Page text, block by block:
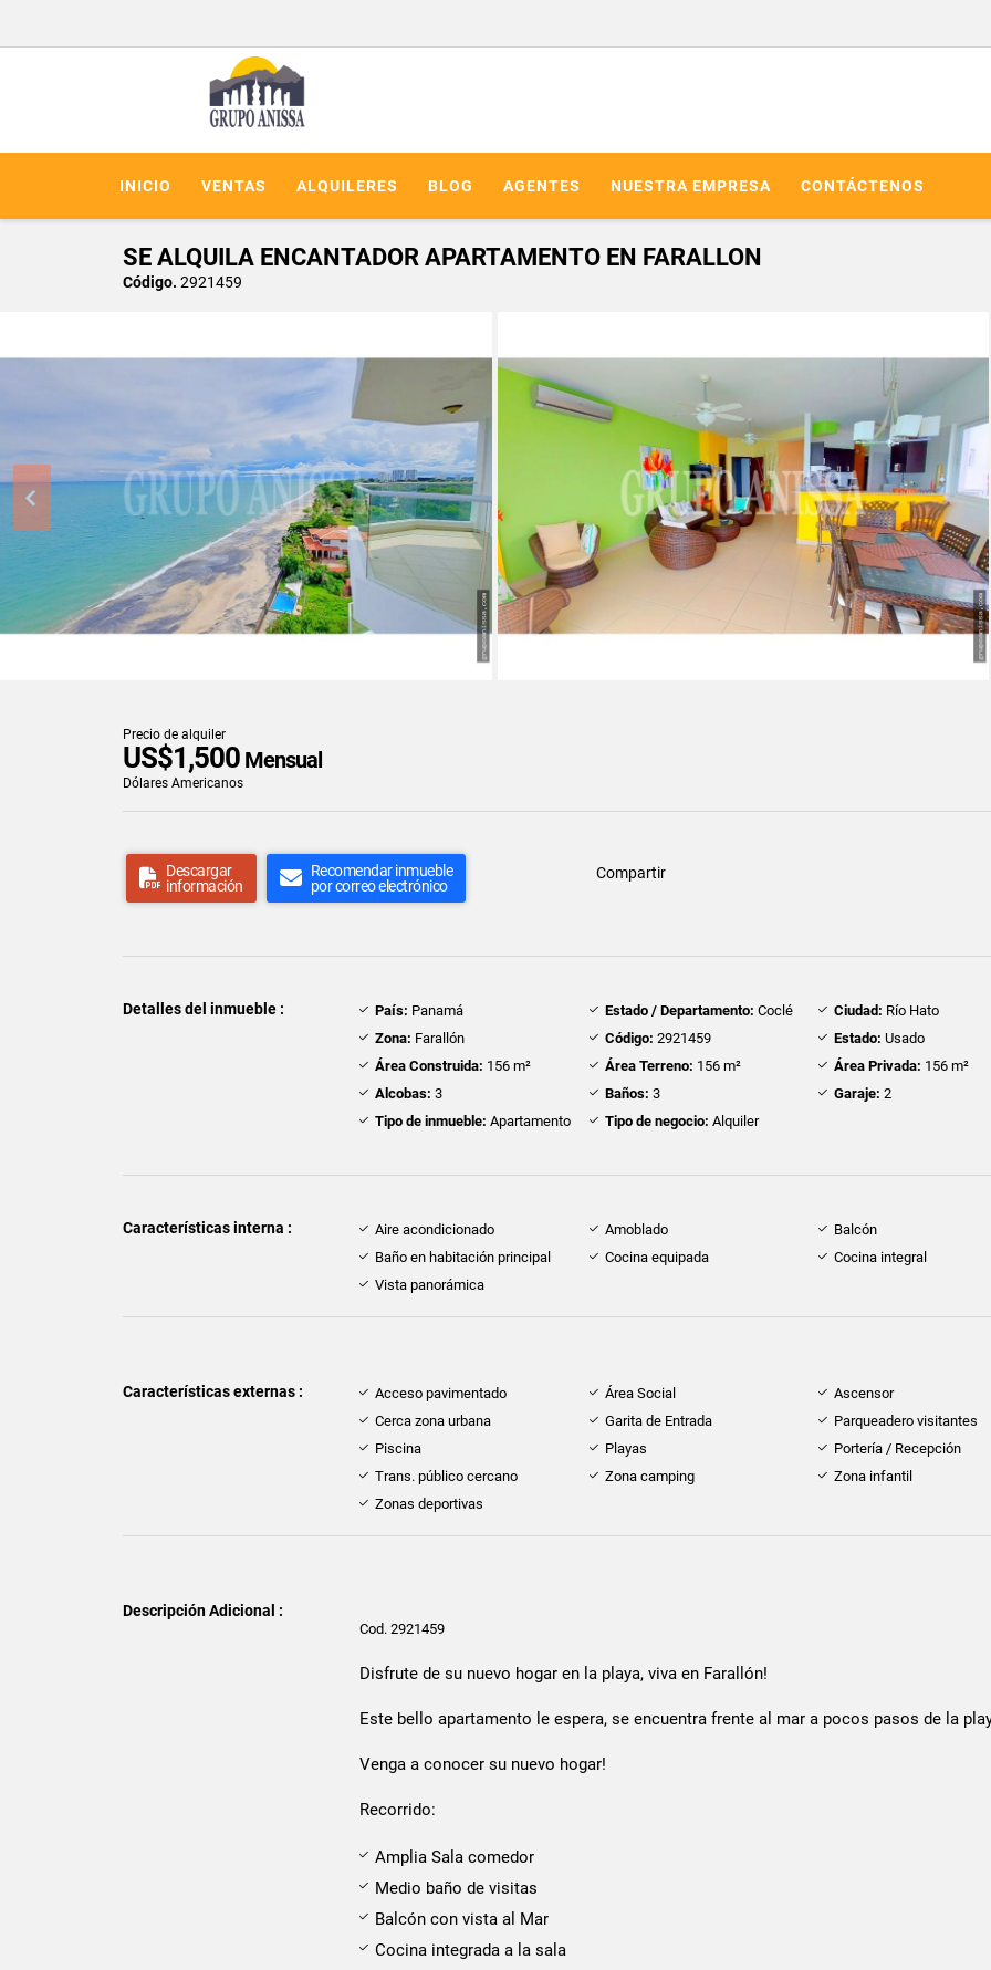
INICIO VENTAS ALQUILERES BLOG AGENTES NUESTRA EMPRESA CONTÁCTENOS
SE ALQUILA ENCANTADOR APARTAMENTO EN FARALLON
Código. 2921459
Precio de alquiler
US$1,500 Mensual
Dólares Americanos
Descargar
información
Recomendar inmueble
por correo electrónico
Compartir
Detalles del inmueble : País: Panamá Estado / Departamento: Coclé Ciudad: Río Hato
Zona: Farallón Código: 2921459 Estado: Usado
Área Construida: 156 m² Área Terreno: 156 m² Área Privada: 156 m²
Alcobas: 3 Baños: 3 Garaje: 2
Tipo de inmueble: Apartamento Tipo de negocio: Alquiler
Características interna : Aire acondicionado Amoblado
Balcón
Baño en habitación principal
Cocina equipada
Cocina integral
Vista panorámica
Características externas : Acceso pavimentado Área Social
Ascensor
Cerca zona urbana
Garita de Entrada
Parqueadero visitantes
Piscina
Playas
Portería / Recepción
Trans. público cercano
Zona camping
Zona infantil
Zonas deportivas
Descripción Adicional :
Cod. 2921459
Disfrute de su nuevo hogar en la playa, viva en Farallón!
Este bello apartamento le espera, se encuentra frente al mar a pocos pasos de la
Venga a conocer su nuevo hogar!
Recorrido:
Amplia Sala comedor
Medio baño de visitas
Balcón con vista al Mar
Cocina integrada a la sala